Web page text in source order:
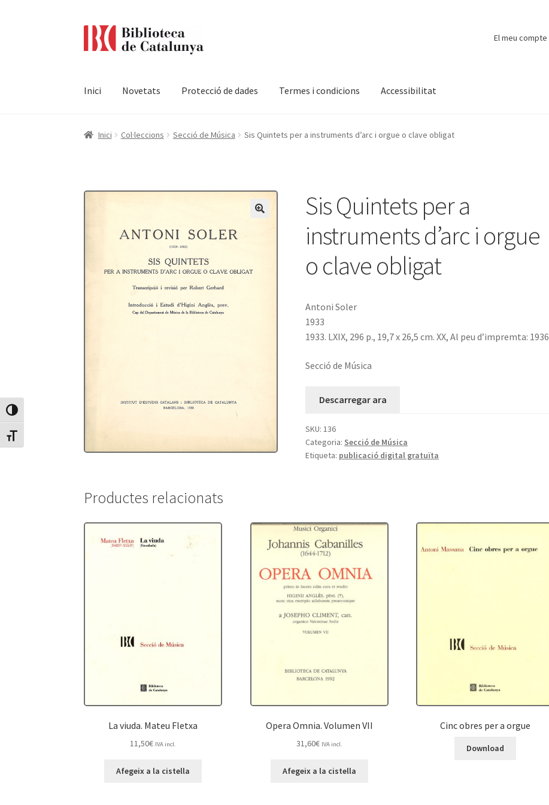
Canvia Alt Contrast
Canvia mida de lletra
El meu compte
Inici Novetats Protecció de dades Termes i condicions Accessibilitat
Pàgina d'inici Accessibilitat Cistella El meu compte Finalitzar compra Novetats Payment Protecció de dades
Inici Col·leccions Secció de Música Sis Quintets per a instruments d’arc i orgue o clave obligat
Sis Quintets per a
instruments d’arc i orgue
o clave obligat
Antoni Soler
1933
1933. LXIX, 296 p., 19,7 x 26,5 cm. XX, Al peu d’impremta: 1936
Secció de Música
Descarregar ara
SKU:136
Categoria: Secció de Música
Etiqueta: publicació digital gratuïta
Productes relacionats
La viuda. Mateu Fletxa
11,50€ IVA incl.
Afegeix a la cistella
Opera Omnia. Volumen VII
31,60€ IVA incl.
Afegeix a la cistella
Cinc obres per a orgue
Download